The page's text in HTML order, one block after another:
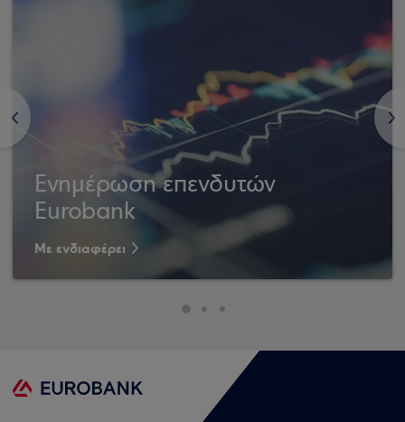
<
Ενημέρωση επενδυτών
Eurobank
Με ενδιαφέρει
>